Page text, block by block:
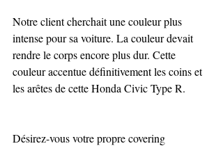
Notre client cherchait une couleur plus
intense pour sa voiture. La couleur devait
rendre le corps encore plus dur. Cette
couleur accentue définitivement les coins et
les arêtes de cette Honda Civic Type R.
Désirez-vous votre propre covering